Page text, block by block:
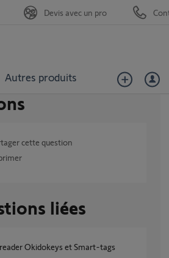
Autres produits
Devis avec un pro
cette question
liées